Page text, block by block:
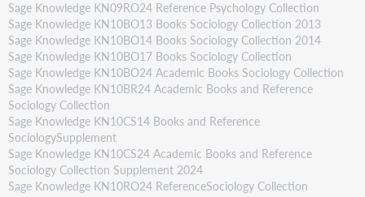
Sage Knowledge KN09RO24 Reference Psychology Collection
Sage Knowledge KN10BO13 Books Sociology Collection 2013
Sage Knowledge KN10BO14 Books Sociology Collection 2014
Sage Knowledge KN10BO17 Books Sociology Collection
Sage Knowledge KN10BO24 Academic Books Sociology Collection
Sage Knowledge KN10BR24 Academic Books and Reference
Sociology Collection
Sage Knowledge KN10CS14 Books and Reference
SociologySupplement
Sage Knowledge KN10CS24 Academic Books and Reference
Sociology Collection Supplement 2024
Sage Knowledge KN10RO24 ReferenceSociology Collection